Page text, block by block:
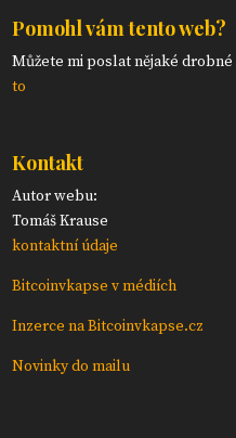
Pomohl vám tento web?
Můžete mi poslat nějaké
to
Kontakt
Autor webu:
Tomáš Krause
kontaktní údaje
Bitcoinvkapse v médiích
Inzerce na Bitcoinvkapse.cz
Novinky do mailu